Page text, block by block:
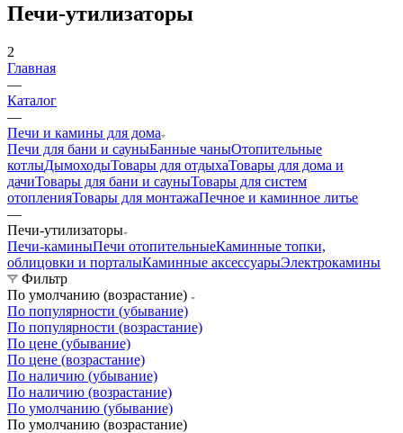
Печи-утилизаторы
2
Главная
—
Каталог
—
Печи и камины для дома
Печи для бани и сауныБанные чаныОтопительные
котлыДымоходыТовары для отдыхаТовары для дома и
дачиТовары для бани и сауныТовары для систем
отопленияТовары для монтажаПечное и каминное литье
—
Печи-утилизаторы
Печи-каминыПечи отопительныеКаминные топки,
облицовки и порталыКаминные аксессуарыЭлектрокамины
Фильтр
По умолчанию (возрастание)
По популярности (убывание)
По популярности (возрастание)
По цене (убывание)
По цене (возрастание)
По наличию (убывание)
По наличию (возрастание)
По умолчанию (убывание)
По умолчанию (возрастание)